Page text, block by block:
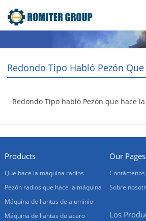
Redondo Tipo Habló Pezón
Redondo Tipo habló Pezón que hace
Products
Que hace la máquina radios
Pezón radios que hace la máquina
Máquina de llantas de aluminio
Máquina de llantas de acero
Our Pages
Contáctenos
Sobre
Los